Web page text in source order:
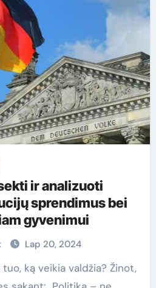
ir analizuoti
sprendimus bei
gyvenimui
Lap 20, 2024